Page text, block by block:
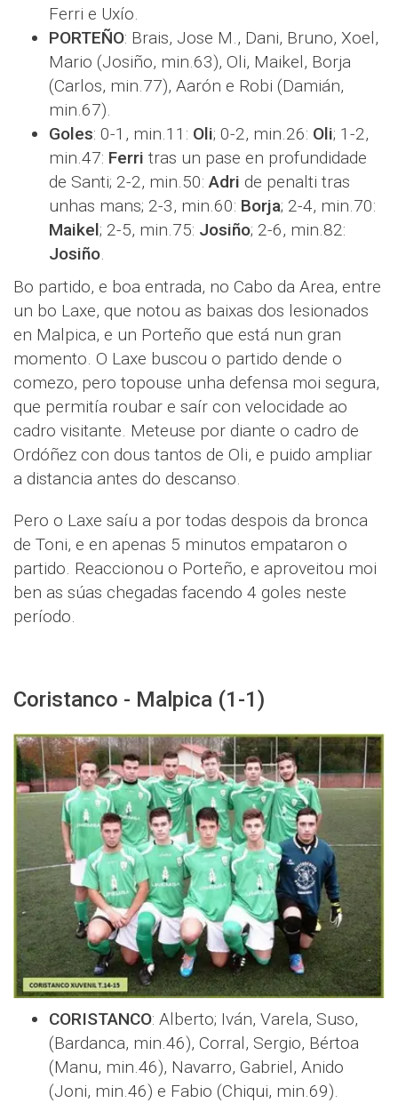
Ferri e Uxío.
PORTEÑO: Brais, Jose M., Dani, Bruno, Xoel,
Mario (Josiño, min.63), Oli, Maikel, Borja
(Carlos, min.77), Aarón e Robi (Damián,
min.67).
Goles: 0-1, min.11: Oli; 0-2, min.26: Oli; 1-2,
min.47: Ferri tras un pase en profundidade
de Santi; 2-2, min.50:Adri de penalti tras
unhas mans; 2-3, min.60: Borja; 2-4, min.70:
Maikel; 2-5, min.75: Josiño; 2-6, min.82:
Josiño.
Bo partido, e boa entrada, no Cabo da Area, entre
un bo Laxe, que notou as baixas dos lesionados
en Malpica, e un Porteño que está nun gran
momento. O Laxe buscou o partido dende o
comezo, pero topouse unha defensa moi segura,
que permitía roubar e saír con velocidade ao
cadro visitante. Meteuse por diante o cadro de
Ordóñez con dous tantos de Oli, e puido ampliar
a distancia antes do descanso.
Pero o Laxe saíu a por todas despois da bronca
de Toni, e en apenas 5 minutos empataron o
partido. Reaccionou o Porteño, e aproveitou moi
ben as súas chegadas facendo 4 goles neste
período.
Coristanco - Malpica (1-1)
CORISTANCO: Alberto; Iván, Varela, Suso,
(Bardanca, min.46), Corral, Sergio, Bértoa
(Manu, min.46), Navarro, Gabriel, Anido
(Joni, min.46) e Fabio (Chiqui, min.69).